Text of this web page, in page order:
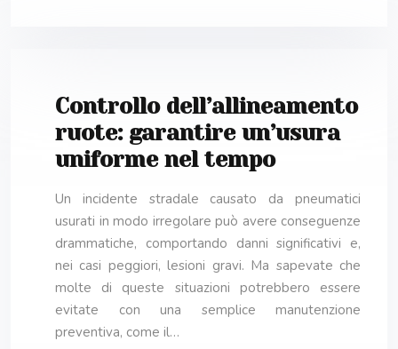
Controllo dell’allineamento
ruote: garantire un’usura
uniforme nel tempo
Un incidente stradale causato da pneumatici
usurati in modo irregolare può avere conseguenze
drammatiche, comportando danni significativi e,
nei casi peggiori, lesioni gravi. Ma sapevate che
molte di queste situazioni potrebbero essere
evitate con una semplice manutenzione
preventiva, come il…